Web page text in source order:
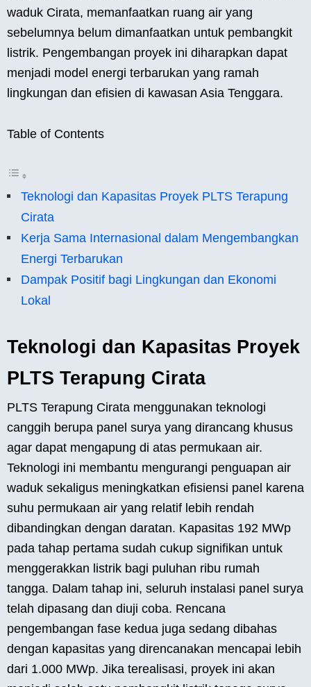
waduk Cirata, memanfaatkan ruang air yang
sebelumnya belum dimanfaatkan untuk pembangkit
listrik. Pengembangan proyek ini diharapkan dapat
menjadi model energi terbarukan yang ramah
lingkungan dan efisien di kawasan Asia Tenggara.
Table of Contents
Teknologi dan Kapasitas Proyek PLTS Terapung
Cirata
Kerja Sama Internasional dalam Mengembangkan
Energi Terbarukan
Dampak Positif bagi Lingkungan dan Ekonomi
Lokal
Teknologi dan Kapasitas Proyek
PLTS Terapung Cirata
PLTS Terapung Cirata menggunakan teknologi
canggih berupa panel surya yang dirancang khusus
agar dapat mengapung di atas permukaan air.
Teknologi ini membantu mengurangi penguapan air
waduk sekaligus meningkatkan efisiensi panel karena
suhu permukaan air yang relatif lebih rendah
dibandingkan dengan daratan. Kapasitas 192 MWp
pada tahap pertama sudah cukup signifikan untuk
menggerakkan listrik bagi puluhan ribu rumah
tangga. Dalam tahap ini, seluruh instalasi panel surya
telah dipasang dan diuji coba. Rencana
pengembangan fase kedua juga sedang dibahas
dengan kapasitas yang direncanakan mencapai lebih
dari 1.000 MWp. Jika terealisasi, proyek ini akan